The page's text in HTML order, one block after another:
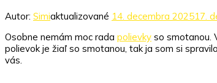
Autor: Simiaktualizované 14. decembra 202517.
Osobne nemám moc rada polievky so smotanou.
polievok je žiaľ so smotanou, tak ja som si
vás.